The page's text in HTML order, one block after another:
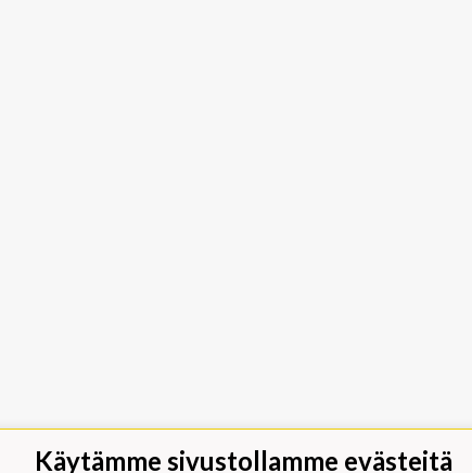
Lippumäki - Rauhalahdentie 66,
Käytämme sivustollamme evästeitä